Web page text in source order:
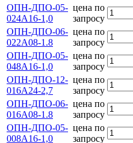
ОПН-ДПО-05-
024А16-1,0
цена по
запросу
ОПН-ДПО-06-
022А08-1.8
цена по
запросу
ОПН-ДПО-05-
048А16-1,0
цена по
запросу
ОПН-ДПО-12-
016А24-2,7
цена по
запросу
ОПН-ДПО-06-
016А08-1.8
цена по
запросу
ОПН-ДПО-05-
008А16-1,0
цена по
запросу